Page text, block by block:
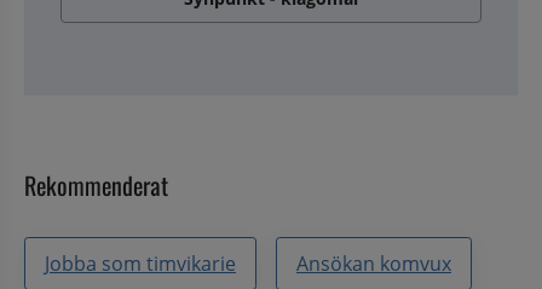
Rekommenderat
Jobba som timvikarie Ansökan komvux